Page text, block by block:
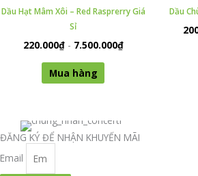
thể
trên
trang
sản
Dầu Hạt Mâm Xôi – Red Rasprerry Giá
Sỉ
220.000₫- 7.500.000₫
Mua hàng
có
biến
thể.
có
thể
Dầu
ĐĂNG KÝ ĐỂ NHẬN KHUYẾN MÃI
Email